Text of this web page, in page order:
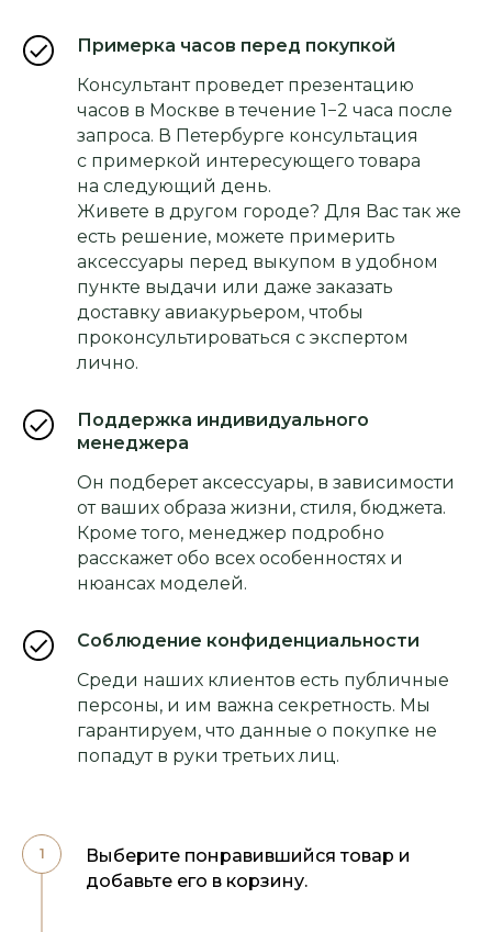
Примерка часов перед покупкой
Консультант проведет презентацию
часов в Москве в течение 1−2 часа после
запроса. В Петербурге консультация
с примеркой интересующего товара
на следующий день.
Живете в другом городе? Для Вас так же
есть решение, можете примерить
аксессуары перед выкупом в удобном
пункте выдачи или даже заказать
доставку авиакурьером, чтобы
проконсультироваться с экспертом
лично.
Поддержка индивидуального
менеджера
Он подберет аксессуары, в зависимости
от ваших образа жизни, стиля, бюджета.
Кроме того, менеджер подробно
расскажет обо всех особенностях и
нюансах моделей.
Соблюдение конфиденциальности
Среди наших клиентов есть публичные
персоны, и им важна секретность. Мы
гарантируем, что данные о покупке не
попадут в руки третьих лиц.
Выберите понравившийся товар и
добавьте его в корзину.